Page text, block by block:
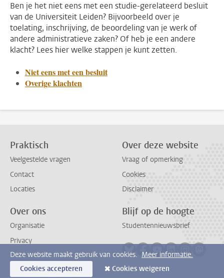
Ben je het niet eens met een studie-gerelateerd besluit
van de Universiteit Leiden? Bijvoorbeeld over je
toelating, inschrijving, de beoordeling van je werk of
andere administratieve zaken? Of heb je een andere
klacht? Lees hier welke stappen je kunt zetten.
Niet eens met een besluit
Overige klachten
Praktisch
Veelgestelde vragen
Contact
Locaties
Over deze website
Vraag of opmerking
Cookies
Disclaimer
Over ons
Organisatie
Privacy
Blijf op de hoogte
Studentennieuwsbrief
Deze website maakt gebruik van cookies. Meer informatie.
Cookies accepteren
Cookies weigeren